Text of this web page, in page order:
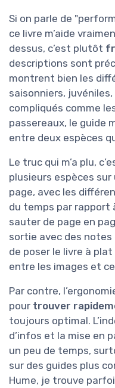
Si on parle de
ce livre m’aide
dessus, c’est plutôt
descriptions sont
montrent bien les
saisonniers,
compliqués comme
passereaux, le guide
entre deux espèces
Le truc qui m’a plu,
plusieurs espèces
page, avec les
du temps par rapport
sauter de page en
sortie avec des
de poser le livre à
entre les images et
Par contre,
pour trouver
toujours optimal.
d’infos et la mise en
un peu de temps,
sur des guides plus
Hume, je trouve